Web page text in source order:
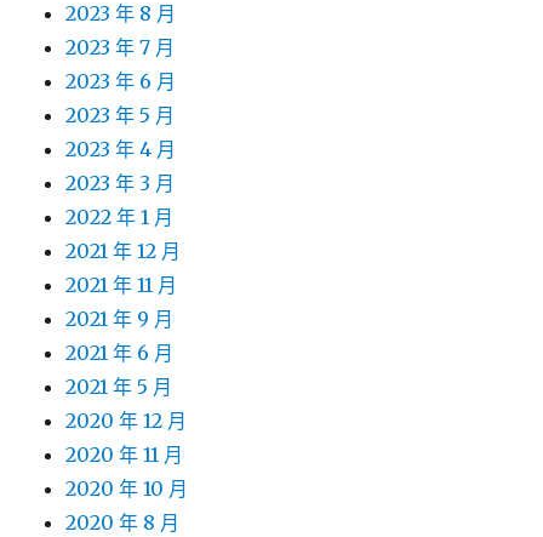
2023 年 8 月
2023 年 7 月
2023 年 6 月
2023 年 5 月
2023 年 4 月
2023 年 3 月
2022 年 1 月
2021 年 12 月
2021 年 11 月
2021 年 9 月
2021 年 6 月
2021 年 5 月
2020 年 12 月
2020 年 11 月
2020 年 10 月
2020 年 8 月